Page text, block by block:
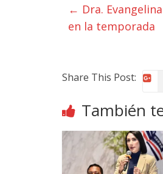
← Dra.
en la temporada
Share This Post:
También